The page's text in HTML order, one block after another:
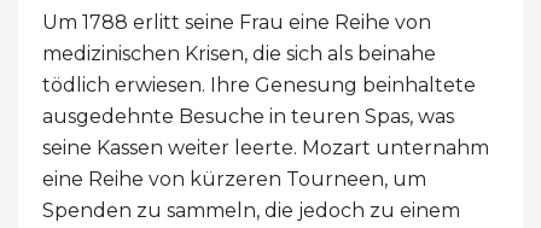
Um 1788 erlitt seine Frau eine Reihe von
medizinischen Krisen, die sich als beinahe
tödlich erwiesen. Ihre Genesung beinhaltete
ausgedehnte Besuche in teuren Spas, was
seine Kassen weiter leerte. Mozart unternahm
eine Reihe von kürzeren Tourneen, um
Spenden zu sammeln, die jedoch zu einem